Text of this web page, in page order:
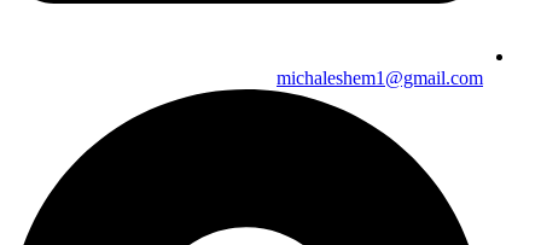
michaleshem1@gmail.com